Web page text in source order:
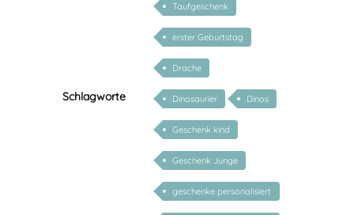
Schlagworte
Taufgeschenk
erster Geburtstag
Drache
Dinosaurier Dinos
Geschenk kind
Geschenk Junge
geschenke personalisiert
kinder